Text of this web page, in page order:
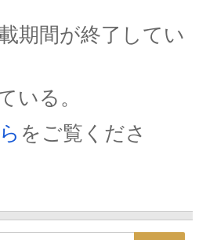
期間が終了してい
いる。
をご覧くださ